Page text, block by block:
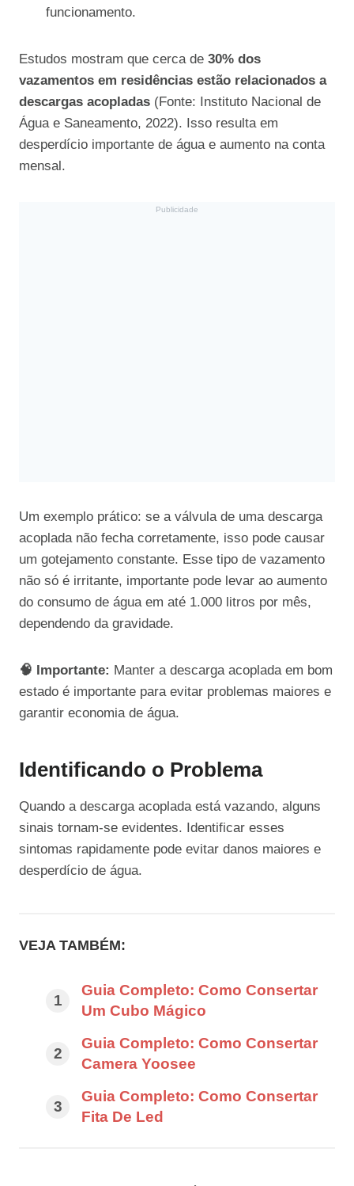
funcionamento.
Estudos mostram que cerca de 30% dos
vazamentos em residências estão relacionados a
descargas acopladas (Fonte: Instituto Nacional de
Água e Saneamento, 2022). Isso resulta em
desperdício importante de água e aumento na conta
mensal.
Publicidade
Um exemplo prático: se a válvula de uma descarga
acoplada não fecha corretamente, isso pode causar
um gotejamento constante. Esse tipo de vazamento
não só é irritante, importante pode levar ao aumento
do consumo de água em até 1.000 litros por mês,
dependendo da gravidade.
🧠 Importante: Manter a descarga acoplada em bom
estado é importante para evitar problemas maiores e
garantir economia de água.
Identificando o Problema
Quando a descarga acoplada está vazando, alguns
sinais tornam-se evidentes. Identificar esses
sintomas rapidamente pode evitar danos maiores e
desperdício de água.
VEJA TAMBÉM:
Guia Completo: Como Consertar
Um Cubo Mágico
Guia Completo: Como Consertar
Camera Yoosee
Guia Completo: Como Consertar
Fita De Led